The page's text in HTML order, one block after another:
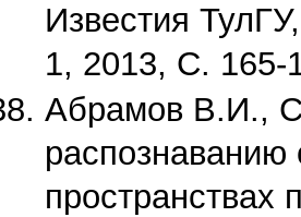
Известия
1, 2013, С. 165-
Абрамов В.И.,
распознаванию
пространствах